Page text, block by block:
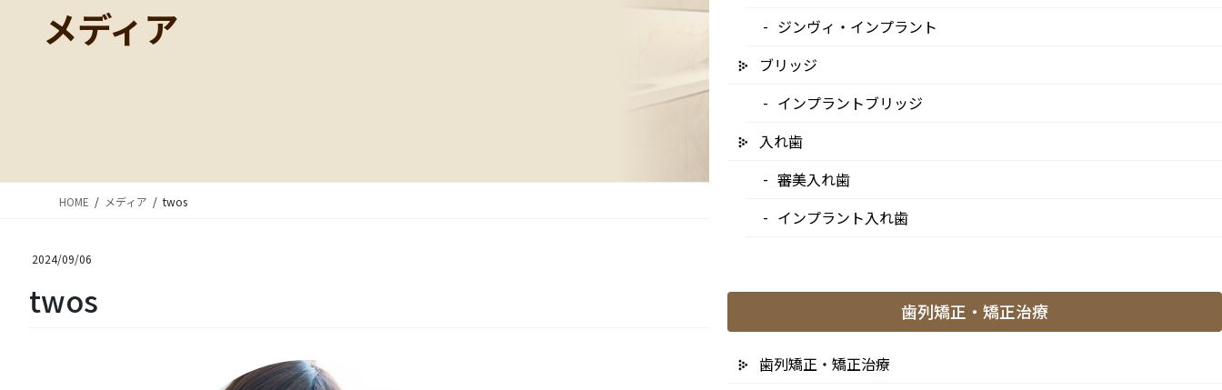
メディア
HOME メディア twos
2024/09/06
twos
ジンヴィ・インプラント
ブリッジ
インプラントブリッジ
入れ歯
審美入れ歯
インプラント入れ歯
歯列矯正・矯正治療
歯列矯正・矯正治療